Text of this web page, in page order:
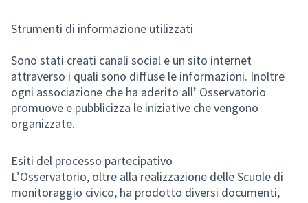
Strumenti di informazione utilizzati
Sono stati creati canali social e un sito internet
attraverso i quali sono diffuse le informazioni. Inoltre
ogni associazione che ha aderito all’ Osservatorio
promuove e pubblicizza le iniziative che vengono
organizzate.
Esiti del processo partecipativo
L’Osservatorio, oltre alla realizzazione delle Scuole di
monitoraggio civico, ha prodotto diversi documenti,